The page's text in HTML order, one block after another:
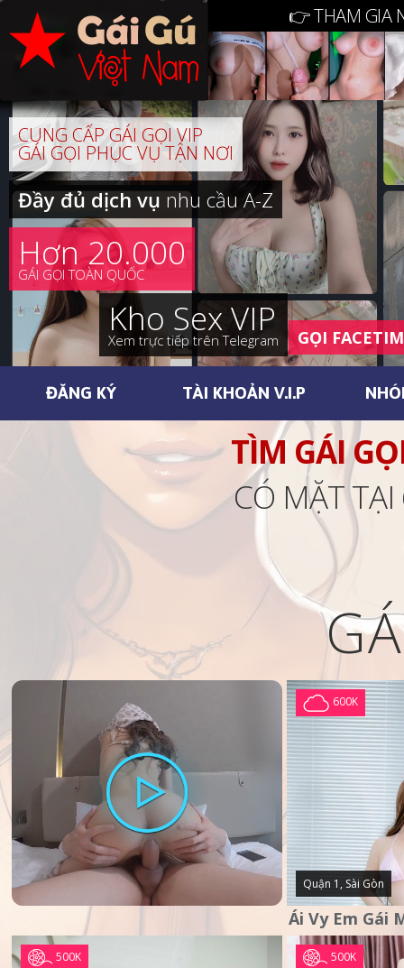
👉 THAM GIA
CUNG CẤP GÁI GỌI VIP
GÁI GỌI PHỤC VỤ TẬN NƠI
Đầy đủ dịch vụnhu cầu A-Z
Hơn 20.000
GÁI GỌI TOÀN QUỐC
Kho Sex VIP
Xem trực tiếp trên Telegram GỌI
ĐĂNG KÝ TÀI KHOẢN V.I.P
TÌM GÁI
CÓ MẶT
600K
Quận 1, Sài Gòn
500K 500K